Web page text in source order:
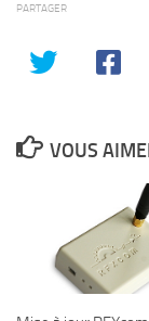
PARTAGER
VOUS